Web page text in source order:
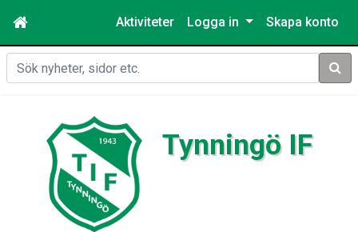
Aktiviteter Logga in Skapa konto
Sök
Tynningö IF